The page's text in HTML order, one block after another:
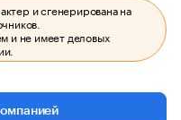
и сгенерирована на
и не имеет деловых